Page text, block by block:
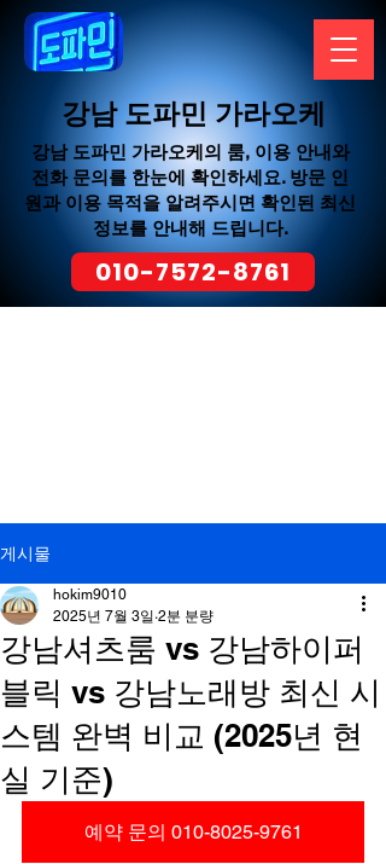
강남 도파민 가라오케
강남 도파민 가라오케의 룸, 이용 안내와
전화 문의를 한눈에 확인하세요. 방문 인
원과 이용 목적을 알려주시면 확인된 최신
정보를 안내해 드립니다.
010-7572-8761
게시물
강남셔츠룸 vs 강남하이퍼
블릭 vs 강남노래방 최신 시
스템 완벽 비교 (2025년 현
실 기준)
hokim9010
2025년 7월 3일 2분 분량
예약 문의 010-8025-9761